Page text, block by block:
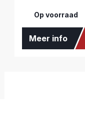
Op voorraad
Meer info